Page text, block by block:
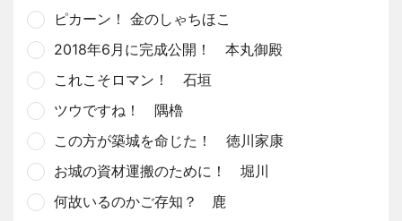
ピカーン！ 金のしゃちほこ
2018年6月に完成公開！ 本丸御殿
これこそロマン！ 石垣
ツウですね！ 隅櫓
この方が築城を命じた！ 徳川家康
お城の資材運搬のために！ 堀川
何故いるのかご存知？ 鹿